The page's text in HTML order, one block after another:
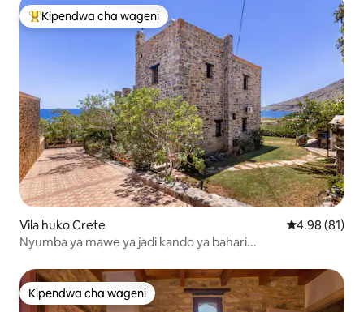
Kipendwa maarufu cha wageni
Kipendwa cha wageni
Vila huko Crete Ukadiriaji wa
4.98 (81)
Nyumba ya mawe ya jadi kando ya bahari...
Kipendwa cha wageni
Kipendwa cha wageni